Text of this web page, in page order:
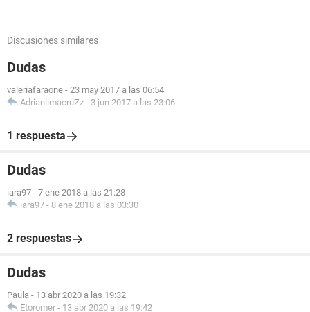
Discusiones similares
Dudas
valeriafaraone - 23 may 2017 a las 06:54
AdrianlimacruZz - 3 jun 2017 a las 23:06
1 respuesta
Dudas
iara97 - 7 ene 2018 a las 21:28
iara97 - 8 ene 2018 a las 03:30
2 respuestas
Dudas
Paula - 13 abr 2020 a las 19:32
Etoromer - 13 abr 2020 a las 19:42